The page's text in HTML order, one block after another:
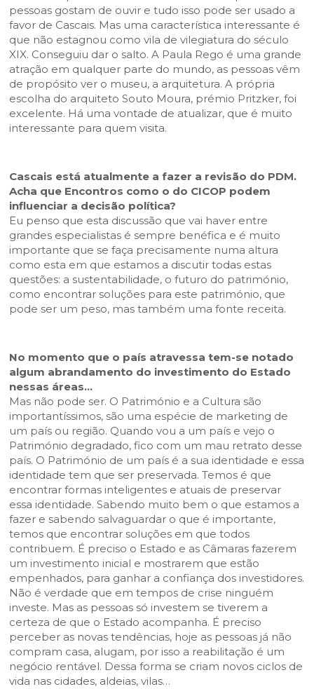
pessoas gostam de ouvir e tudo isso pode ser usado a
favor de Cascais. Mas uma característica interessante é
que não estagnou como vila de vilegiatura do século
XIX. Conseguiu dar o salto. A Paula Rego é uma grande
atração em qualquer parte do mundo, as pessoas vêm
de propósito ver o museu, a arquitetura. A própria
escolha do arquiteto Souto Moura, prémio Pritzker, foi
excelente. Há uma vontade de atualizar, que é muito
interessante para quem visita.
Cascais está atualmente a fazer a revisão do PDM.
Acha que Encontros como o do CICOP podem
influenciar a decisão política?
Eu penso que esta discussão que vai haver entre
grandes especialistas é sempre benéfica e é muito
importante que se faça precisamente numa altura
como esta em que estamos a discutir todas estas
questões: a sustentabilidade, o futuro do património,
como encontrar soluções para este património, que
pode ser um peso, mas também uma fonte receita.
No momento que o país atravessa tem-se notado
algum abrandamento do investimento do Estado
nessas áreas…
Mas não pode ser. O Património e a Cultura são
importantíssimos, são uma espécie de marketing de
um país ou região. Quando vou a um país e vejo o
Património degradado, fico com um mau retrato desse
país. O Património de um país é a sua identidade e essa
identidade tem que ser preservada. Temos é que
encontrar formas inteligentes e atuais de preservar
essa identidade. Sabendo muito bem o que estamos a
fazer e sabendo salvaguardar o que é importante,
temos que encontrar soluções em que todos
contribuem. É preciso o Estado e as Câmaras fazerem
um investimento inicial e mostrarem que estão
empenhados, para ganhar a confiança dos investidores.
Não é verdade que em tempos de crise ninguém
investe. Mas as pessoas só investem se tiverem a
certeza de que o Estado acompanha. É preciso
perceber as novas tendências, hoje as pessoas já não
compram casa, alugam, por isso a reabilitação é um
negócio rentável. Dessa forma se criam novos ciclos de
vida nas cidades, aldeias, vilas…